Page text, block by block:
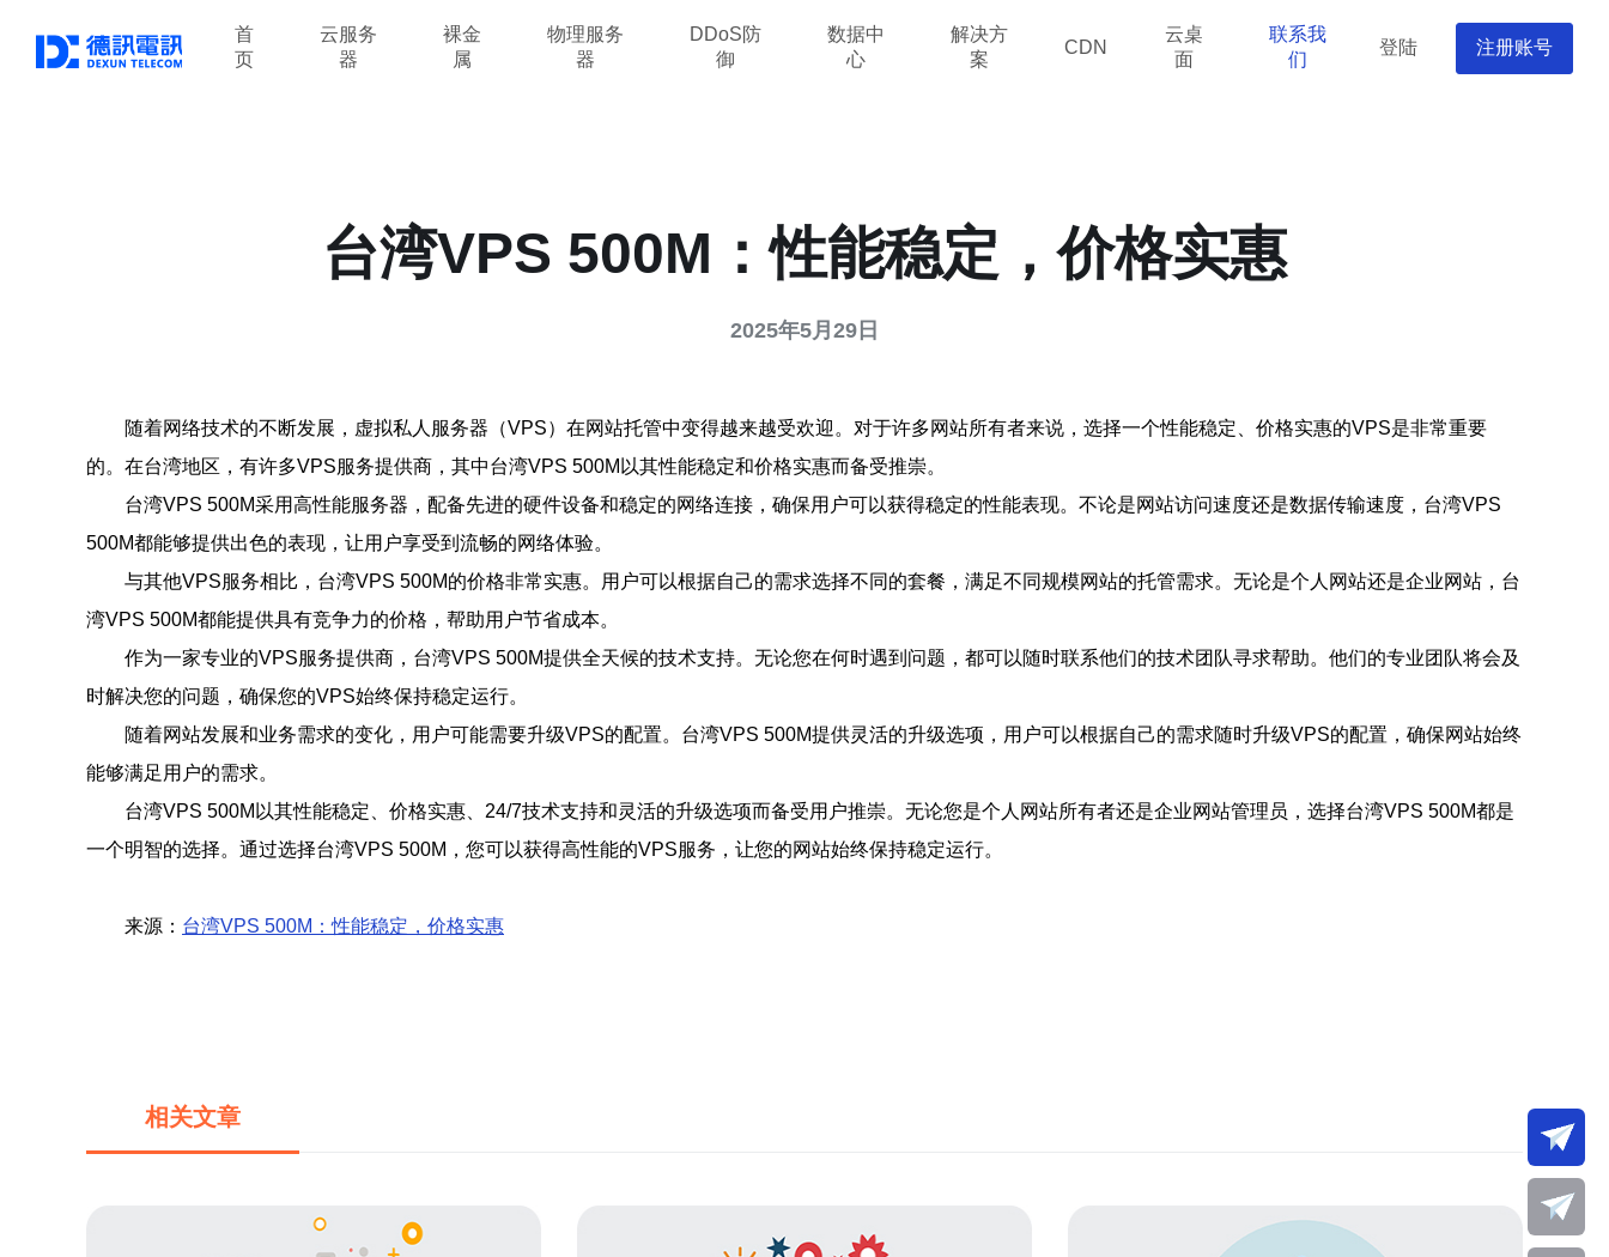
首
页
云服务
器
裸金
属
物理服务
器
DDoS防
御
数据中
心
解决方
案
CDN
云桌
面
联系我
们
登陆 注册账号
台湾VPS 500M：性能稳定，价格实惠
2025年5月29日
随着网络技术的不断发展，虚拟私人服务器（VPS）在网站托管中变得越来越受欢迎。对于许多网站所有者来说，选择一个性能稳定、价格实惠的VPS是非常重要
的。在台湾地区，有许多VPS服务提供商，其中台湾VPS 500M以其性能稳定和价格实惠而备受推崇。
台湾VPS 500M采用高性能服务器，配备先进的硬件设备和稳定的网络连接，确保用户可以获得稳定的性能表现。不论是网站访问速度还是数据传输速度，台湾VPS
500M都能够提供出色的表现，让用户享受到流畅的网络体验。
与其他VPS服务相比，台湾VPS 500M的价格非常实惠。用户可以根据自己的需求选择不同的套餐，满足不同规模网站的托管需求。无论是个人网站还是企业网站，台
湾VPS 500M都能提供具有竞争力的价格，帮助用户节省成本。
作为一家专业的VPS服务提供商，台湾VPS 500M提供全天候的技术支持。无论您在何时遇到问题，都可以随时联系他们的技术团队寻求帮助。他们的专业团队将会及
时解决您的问题，确保您的VPS始终保持稳定运行。
随着网站发展和业务需求的变化，用户可能需要升级VPS的配置。台湾VPS 500M提供灵活的升级选项，用户可以根据自己的需求随时升级VPS的配置，确保网站始终
能够满足用户的需求。
台湾VPS 500M以其性能稳定、价格实惠、24/7技术支持和灵活的升级选项而备受用户推崇。无论您是个人网站所有者还是企业网站管理员，选择台湾VPS 500M都是
一个明智的选择。通过选择台湾VPS 500M，您可以获得高性能的VPS服务，让您的网站始终保持稳定运行。
来源： 台湾VPS 500M：性能稳定，价格实惠
相关文章